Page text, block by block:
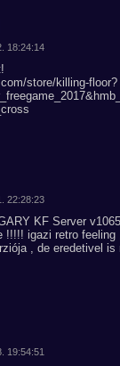
18:24:14
store/killing-floor?
22:28:23
KF Server
!!!!! igazi retro feeling
, de eredetivel
19:54:51